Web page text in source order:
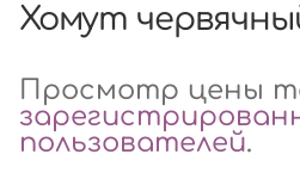
Хомут
Просмотр цены
пользователей.